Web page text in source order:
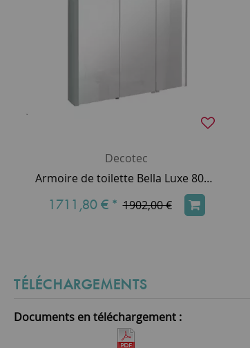
Decotec
Armoire de toilette Bella Luxe 80cm LED 27,21W 3 portes miroir double face / Laque au choix - DECOTEC Réf. 1309401
1711,80 € * 1902,00 €
TÉLÉCHARGEMENTS
Documents en téléchargement :